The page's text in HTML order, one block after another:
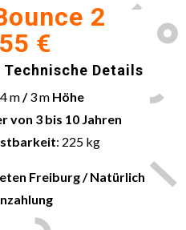
2
€
Details
m /3 m Höhe
von 3 bis 10 Jahren
: 225 kg
Freiburg / Natürlich